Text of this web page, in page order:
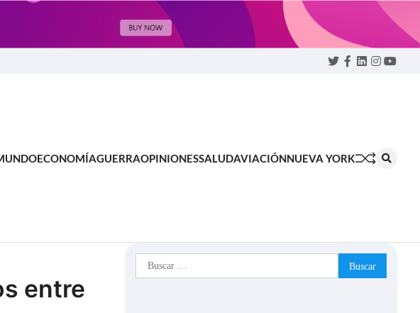
Twitter
Facebook
LinkedIn
Instagram
ECONOMÍAGUERRAOPINIONESSALUDAVIACIÓNNUEVA YORK
entre
Buscar: